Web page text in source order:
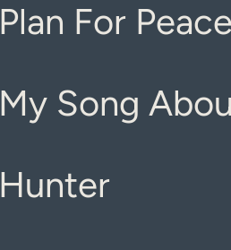
Plan For
My Song
Hunter